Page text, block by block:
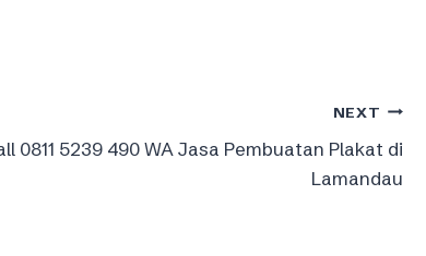
NEXT
0811 5239 490 WA Jasa Pembuatan Plakat di
Lamandau